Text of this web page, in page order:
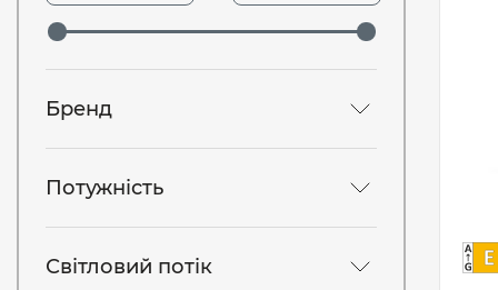
Бренд
Потужність
Світловий потік